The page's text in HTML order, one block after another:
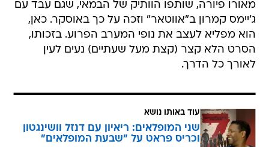
מאורו פיורה, שותפו הוותיק של הבמאי, שגם עבד עם
ג'יימס קמרון ב"אווטאר" וזכה על כך באוסקר. כאן,
הוא מפליא לעצב את נופי המערב הפרוע. בזכותו,
הסרט הלא קצר (קצת מעל שעתיים) נעים לעין
לאורך כל הדרך.
עוד באותו נושא
שני המופלאים: ריאיון עם דנזל וושינגטון
וכריס פראט על "שבעת המופלאים"